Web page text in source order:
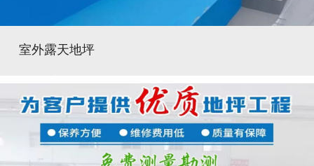
室外露天地坪